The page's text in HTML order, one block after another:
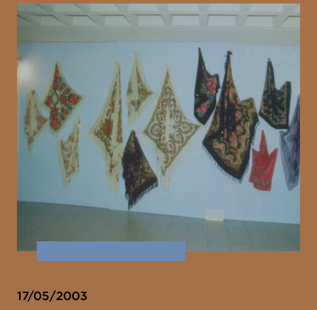
17/05/2003